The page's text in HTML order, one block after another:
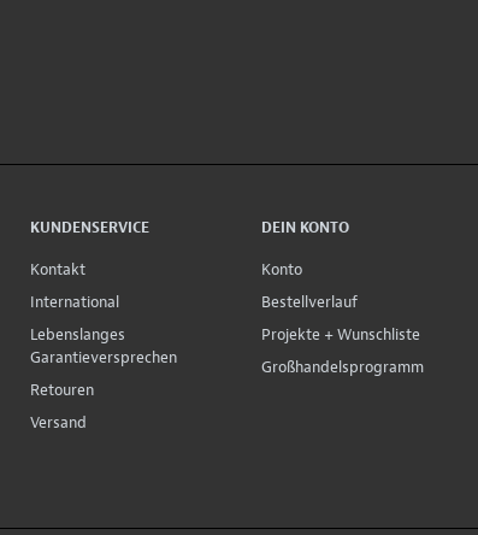
KUNDENSERVICE
Kontakt
International
Lebenslanges
Garantieversprechen
Retouren
Versand
DEIN KONTO
Konto
Bestellverlauf
Projekte + Wunschliste
Großhandelsprogramm